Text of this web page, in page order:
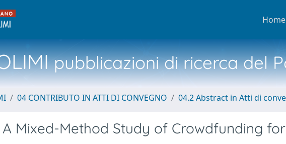
Home
pubblicazioni di ricerca del
04 CONTRIBUTO IN ATTI DI CONVEGNO 04.2 Abstract in Atti di
A Mixed-Method Study of Crowdfunding